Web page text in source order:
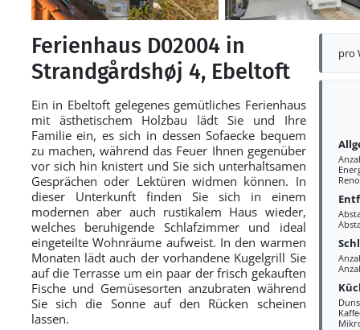
pro
Ferienhaus D02004 in
Strandgårdshøj 4, Ebeltoft
Ein in Ebeltoft gelegenes gemütliches Ferienhaus
mit ästhetischem Holzbau lädt Sie und Ihre
Familie ein, es sich in dessen Sofaecke bequem
zu machen, während das Feuer Ihnen gegenüber
vor sich hin knistert und Sie sich unterhaltsamen
Gesprächen oder Lektüren widmen können. In
dieser Unterkunft finden Sie sich in einem
modernen aber auch rustikalem Haus wieder,
welches beruhigende Schlafzimmer und ideal
eingeteilte Wohnräume aufweist. In den warmen
Monaten lädt auch der vorhandene Kugelgrill Sie
auf die Terrasse um ein paar der frisch gekauften
Fische und Gemüsesorten anzubraten während
Sie sich die Sonne auf den Rücken scheinen
lassen.